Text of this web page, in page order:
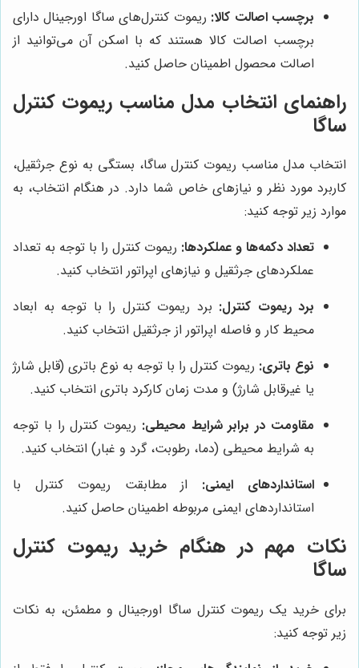
برچسب اصالت کالا: ریموت کنترل‌های ساگا اورجینال دارای
برچسب اصالت کالا هستند که با اسکن آن می‌توانید از
اصالت محصول اطمینان حاصل کنید.
راهنمای انتخاب مدل مناسب ریموت کنترل
ساگا
انتخاب مدل مناسب ریموت کنترل ساگا، بستگی به نوع جرثقیل،
کاربرد مورد نظر و نیازهای خاص شما دارد. در هنگام انتخاب، به
موارد زیر توجه کنید:
تعداد دکمه‌ها و عملکردها: ریموت کنترل را با توجه به تعداد
عملکردهای جرثقیل و نیازهای اپراتور انتخاب کنید.
برد ریموت کنترل: برد ریموت کنترل را با توجه به ابعاد
محیط کار و فاصله اپراتور از جرثقیل انتخاب کنید.
نوع باتری: ریموت کنترل را با توجه به نوع باتری (قابل شارژ
یا غیرقابل شارژ) و مدت زمان کارکرد باتری انتخاب کنید.
مقاومت در برابر شرایط محیطی: ریموت کنترل را با توجه
به شرایط محیطی (دما، رطوبت، گرد و غبار) انتخاب کنید.
استانداردهای ایمنی: از مطابقت ریموت کنترل با
استانداردهای ایمنی مربوطه اطمینان حاصل کنید.
نکات مهم در هنگام خرید ریموت کنترل
ساگا
برای خرید یک ریموت کنترل ساگا اورجینال و مطمئن، به نکات
زیر توجه کنید: